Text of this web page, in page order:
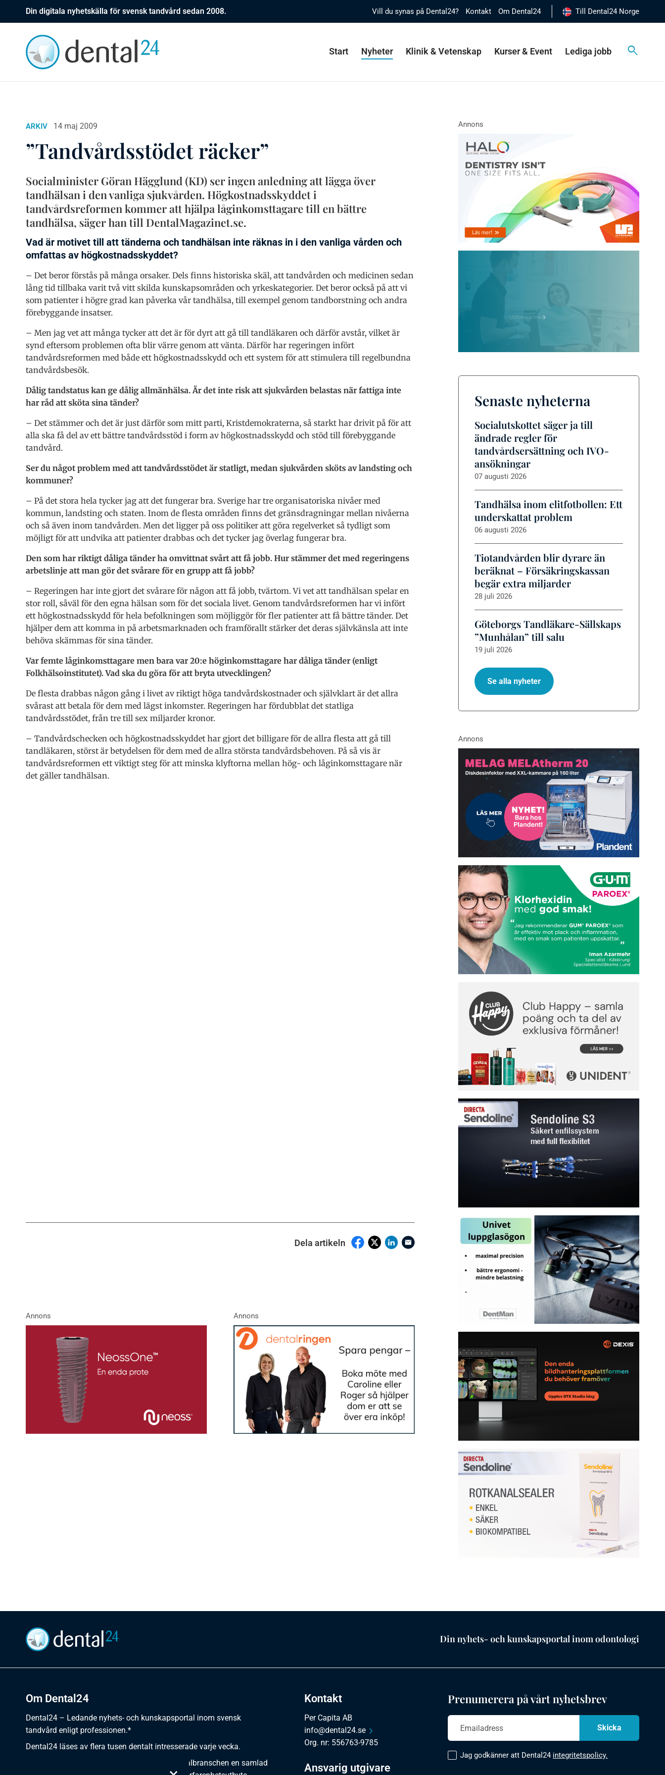
Din digitala nyhetskälla för svensk tandvård sedan 2008. Vill du synas på Dental24? Kontakt Om Dental24 Till Dental24 Norge
Start Nyheter Klinik & Vetenskap Kurser & Event Lediga jobb
ARKIV 14 maj 2009
”Tandvårdsstödet räcker”
Socialminister Göran Hägglund (KD) ser ingen anledning att lägga över
tandhälsan i den vanliga sjukvården. Högkostnadsskyddet i
tandvårdsreformen kommer att hjälpa låginkomsttagare till en bättre
tandhälsa, säger han till DentalMagazinet.se.
Vad är motivet till att tänderna och tandhälsan inte räknas in i den vanliga vården och
omfattas av högkostnadsskyddet?
– Det beror förstås på många orsaker. Dels finns historiska skäl, att tandvården och medicinen sedan
lång tid tillbaka varit två vitt skilda kunskapsområden och yrkeskategorier. Det beror också på att vi
som patienter i högre grad kan påverka vår tandhälsa, till exempel genom tandborstning och andra
förebyggande insatser.
– Men jag vet att många tycker att det är för dyrt att gå till tandläkaren och därför avstår, vilket är
synd eftersom problemen ofta blir värre genom att vänta. Därför har regeringen infört
tandvårdsreformen med både ett högkostnadsskydd och ett system för att stimulera till regelbundna
tandvårdsbesök.
Dålig tandstatus kan ge dålig allmänhälsa. Är det inte risk att sjukvården belastas när fattiga inte
har råd att sköta sina tänder?
– Det stämmer och det är just därför som mitt parti, Kristdemokraterna, så starkt har drivit på för att
alla ska få del av ett bättre tandvårdsstöd i form av högkostnadsskydd och stöd till förebyggande
tandvård.
Ser du något problem med att tandvårdsstödet är statligt, medan sjukvården sköts av landsting och
kommuner?
– På det stora hela tycker jag att det fungerar bra. Sverige har tre organisatoriska nivåer med
kommun, landsting och staten. Inom de flesta områden finns det gränsdragningar mellan nivåerna
och så även inom tandvården. Men det ligger på oss politiker att göra regelverket så tydligt som
möjligt för att undvika att patienter drabbas och det tycker jag överlag fungerar bra.
Den som har riktigt dåliga tänder ha omvittnat svårt att få jobb. Hur stämmer det med regeringens
arbetslinje att man gör det svårare för en grupp att få jobb?
– Regeringen har inte gjort det svårare för någon att få jobb, tvärtom. Vi vet att tandhälsan spelar en
stor roll, såväl för den egna hälsan som för det sociala livet. Genom tandvårdsreformen har vi infört
ett högkostnadsskydd för hela befolkningen som möjliggör för fler patienter att få bättre tänder. Det
hjälper dem att komma in på arbetsmarknaden och framförallt stärker det deras självkänsla att inte
behöva skämmas för sina tänder.
Var femte låginkomsttagare men bara var 20:e höginkomsttagare har dåliga tänder (enligt
Folkhälsoinstitutet). Vad ska du göra för att bryta utvecklingen?
De flesta drabbas någon gång i livet av riktigt höga tandvårdskostnader och självklart är det allra
svårast att betala för dem med lägst inkomster. Regeringen har fördubblat det statliga
tandvårdsstödet, från tre till sex miljarder kronor.
– Tandvårdschecken och högkostnadsskyddet har gjort det billigare för de allra flesta att gå till
tandläkaren, störst är betydelsen för dem med de allra största tandvårdsbehoven. På så vis är
tandvårdsreformen ett viktigt steg för att minska klyftorna mellan hög- och låginkomsttagare när
det gäller tandhälsan.
Dela artikeln
Senaste nyheterna
Socialutskottet säger ja till
ändrade regler för
tandvårdsersättning och IVO-
ansökningar
07 augusti 2026
Tandhälsa inom elitfotbollen: Ett
underskattat problem
06 augusti 2026
Tiotandvården blir dyrare än
beräknat – Försäkringskassan
begär extra miljarder
28 juli 2026
Göteborgs Tandläkare-Sällskaps
”Munhålan” till salu
19 juli 2026
Se alla nyheter
Din nyhets- och kunskapsportal inom odontologi
Om Dental24
Dental24 – Ledande nyhets- och kunskapsportal inom svensk
tandvård enligt professionen.*
Dental24 läses av flera tusen dentalt intresserade varje vecka.
Dental24 erbjuder yrkesverksamma inom dentalbranschen en samlad
Kontakt
Per Capita AB
info@dental24.se
Org. nr: 556763-9785
Ansvarig utgivare
Prenumerera på vårt nyhetsbrev
Jag godkänner att Dental24 integritetspolicy.